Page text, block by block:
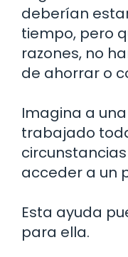
deberían
tiempo, pero
razones, no
de ahorrar o
Imagina a
trabajado
acceder a un
Esta ayuda
para ella.